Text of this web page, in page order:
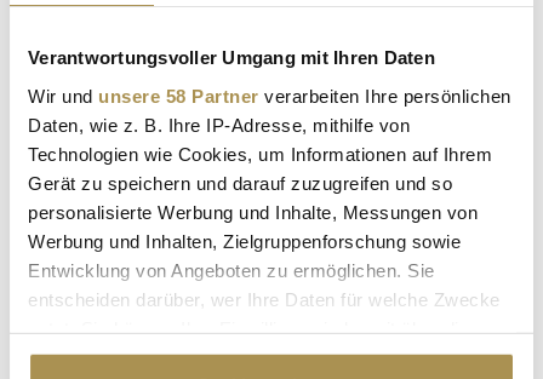
Verantwortungsvoller Umgang mit Ihren Daten
Wir und unsere 58 Partner verarbeiten Ihre persönlichen
Daten, wie z. B. Ihre IP-Adresse, mithilfe von
Technologien wie Cookies, um Informationen auf Ihrem
Gerät zu speichern und darauf zuzugreifen und so
personalisierte Werbung und Inhalte, Messungen von
Werbung und Inhalten, Zielgruppenforschung sowie
Entwicklung von Angeboten zu ermöglichen. Sie
entscheiden darüber, wer Ihre Daten für welche Zwecke
Cookie-Erklärung oder durch Klicken auf das Privacy